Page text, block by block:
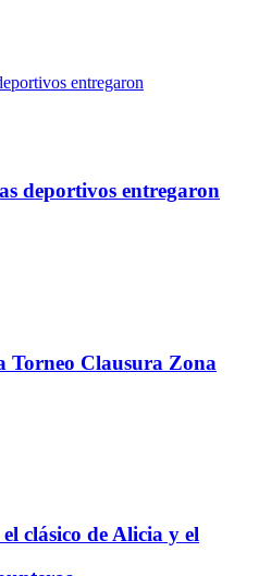
deportivos entregaron
Torneo Clausura Zona
clásico de Alicia y el